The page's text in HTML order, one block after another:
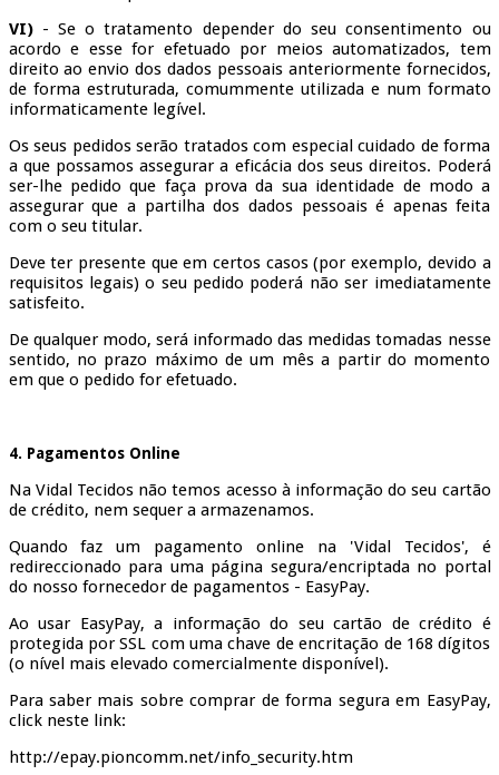
VI)- Se o tratamento depender do seu consentimento ou
acordo e esse for efetuado por meios automatizados, tem
direito ao envio dos dados pessoais anteriormente fornecidos,
de forma estruturada, comummente utilizada e num formato
informaticamente legível.
Os seus pedidos serão tratados com especial cuidado de forma
a que possamos assegurar a eficácia dos seus direitos. Poderá
ser-lhe pedido que faça prova da sua identidade de modo a
assegurar que a partilha dos dados pessoais é apenas feita
com o seu titular.
Deve ter presente que em certos casos (por exemplo, devido a
requisitos legais) o seu pedido poderá não ser imediatamente
satisfeito.
De qualquer modo, será informado das medidas tomadas nesse
sentido, no prazo máximo de um mês a partir do momento
em que o pedido for efetuado.
4. Pagamentos Online
Na Vidal Tecidos não temos acesso à informação do seu cartão
de crédito, nem sequer a armazenamos.
Quando faz um pagamento online na 'Vidal Tecidos', é
redireccionado para uma página segura/encriptada no portal
do nosso fornecedor de pagamentos - EasyPay.
Ao usar EasyPay, a informação do seu cartão de crédito é
protegida por SSL com uma chave de encritação de 168 dígitos
(o nível mais elevado comercialmente disponível).
Para saber mais sobre comprar de forma segura em EasyPay,
click neste link:
http://epay.pioncomm.net/info_security.htm